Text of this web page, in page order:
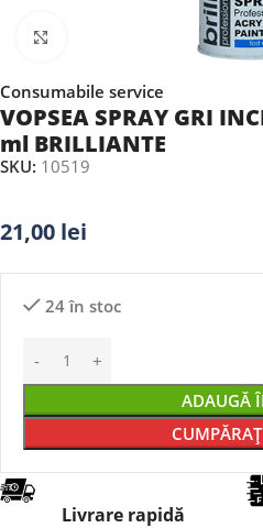
Faceți clic pentru a mări
Consumabile service
VOPSEA SPRAY GRI
ml BRILLIANTE
SKU: 10519
21,00 lei
24 în stoc
ADAUGĂ
Livrare rapidă